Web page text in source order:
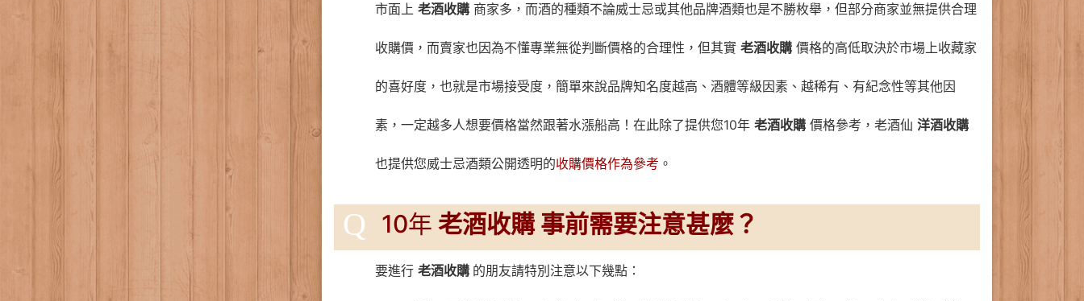
市面上 老酒收購 商家多，而酒的種類不論威士忌或其他品牌酒類也是不勝枚舉，但部分商家並無提供合理
收購價，而賣家也因為不懂專業無從判斷價格的合理性，但其實 老酒收購 價格的高低取決於市場上收藏家
的喜好度，也就是市場接受度，簡單來說品牌知名度越高、酒體等級因素、越稀有、有紀念性等其他因
素，一定越多人想要價格當然跟著水漲船高！在此除了提供您10年 老酒收購 價格參考，老酒仙 洋酒收購
也提供您威士忌酒類公開透明的收購價格作為參考 。
Q 10年 老酒收購 事前需要注意甚麼？
要進行 老酒收購 的朋友請特別注意以下幾點：